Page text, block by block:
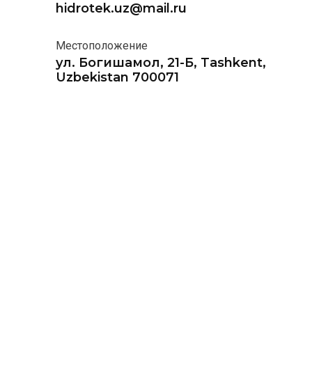
hidrotek.uz@mail.ru
Местоположение
ул. Богишамол, 21-Б, Tashkent,
Uzbekistan 700071